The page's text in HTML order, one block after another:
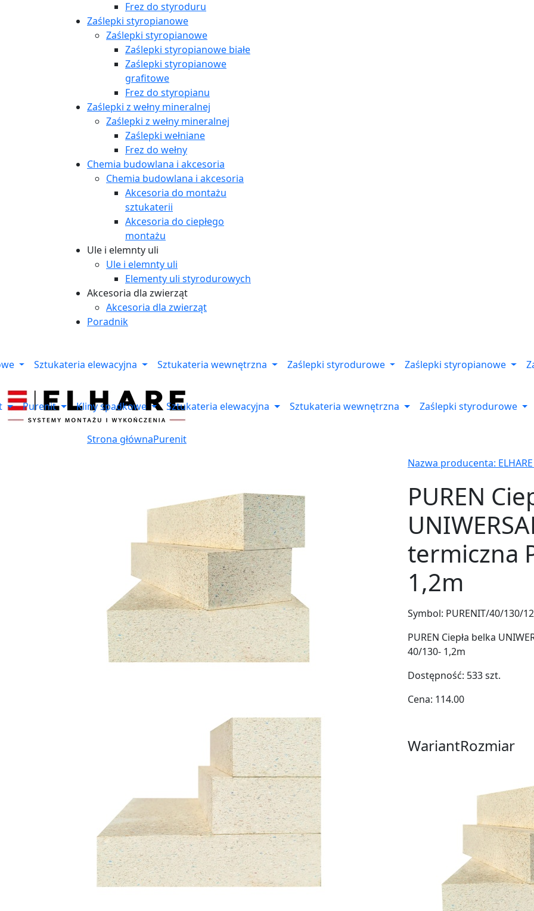
Frez do styroduru
Zaślepki styropianowe
Zaślepki styropianowe
Zaślepki styropianowe białe
Zaślepki styropianowe
grafitowe
Frez do styropianu
Zaślepki z wełny mineralnej
Zaślepki z wełny mineralnej
Zaślepki wełniane
Frez do wełny
Chemia budowlana i akcesoria
Chemia budowlana i akcesoria
Akcesoria do montażu
sztukaterii
Akcesoria do ciepłego
montażu
Ule i elemnty uli
Ule i elemnty uli
Elementy uli styrodurowych
Akcesoria dla zwierząt
Akcesoria dla zwierząt
Poradnik
Sztukateria elewacyjna Sztukateria wewnętrzna Zaślepki styrodurowe Zaślepki styropianowe
Purenit Kliny spadkowe Sztukateria elewacyjna Sztukateria wewnętrzna Zaślepki styrodurowe
Strona głównaPurenit
Nazwa producenta: ELHARE
PUREN
termiczna
1,2m
Symbol: PURENIT/40/130/
PUREN Ciepła belka
40/130- 1,2m
Dostępność: 533szt.
Cena: 114.00
WariantRozmiar